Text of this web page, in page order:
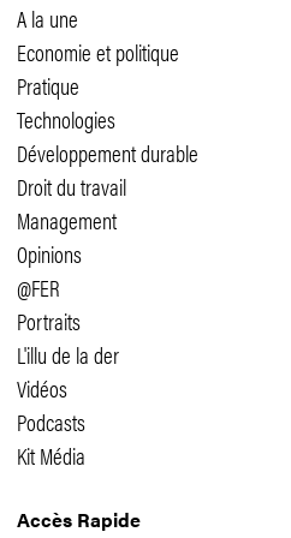
A la une
Economie et politique
Pratique
Technologies
Développement durable
Droit du travail
Management
Opinions
@FER
Portraits
L'illu de la der
Vidéos
Podcasts
Kit Média
Accès Rapide